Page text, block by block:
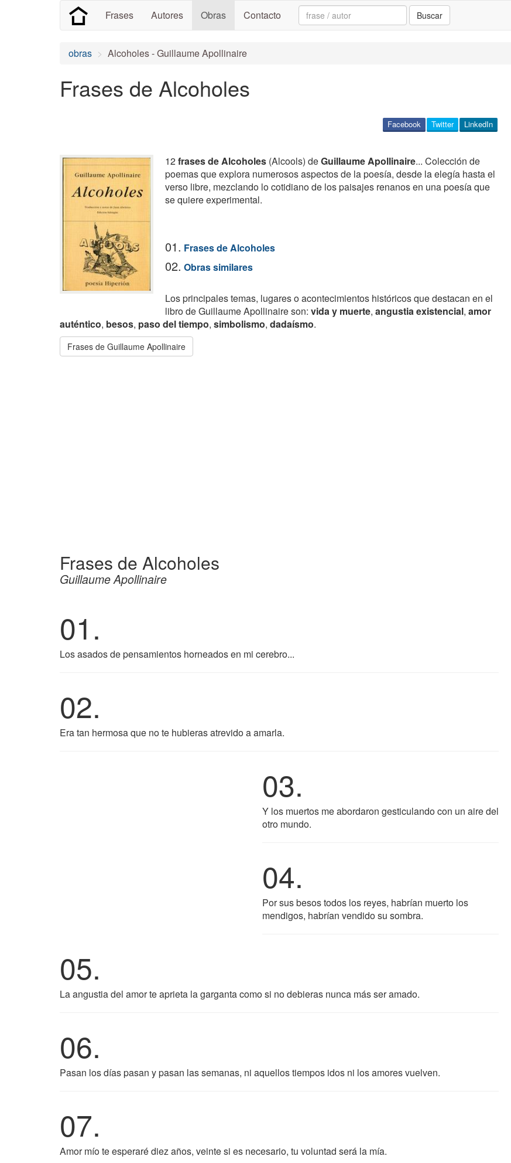
Frases Autores Obras Contacto Search: Buscar
obras Alcoholes - Guillaume Apollinaire
Frases de Alcoholes
LinkedIn
Twitter
Facebook
12frases de Alcoholes (Alcools) deGuillaume Apollinaire... Colección de
poemas que explora numerosos aspectos de la poesía, desde la elegía hasta el
verso libre, mezclando lo cotidiano de los paisajes renanos en una poesía que
se quiere experimental.
01. Frases de Alcoholes
02. Obras similares
Los principales temas, lugares o acontecimientos históricos que destacan en el
libro de Guillaume Apollinaire son: vida y muerte, angustia existencial, amor
auténtico, besos, paso del tiempo, simbolismo, dadaísmo.
Frases de Guillaume Apollinaire
Frases de Alcoholes
Guillaume Apollinaire
01.
Los asados de pensamientos horneados en mi cerebro...
02.
Era tan hermosa que no te hubieras atrevido a amarla.
03.
Y los muertos me abordaron gesticulando con un aire del
otro mundo.
04.
Por sus besos todos los reyes, habrían muerto los
mendigos, habrían vendido su sombra.
05.
La angustia del amor te aprieta la garganta como si no debieras nunca más ser amado.
06.
Pasan los días pasan y pasan las semanas, ni aquellos tiempos idos ni los amores vuelven.
07.
Amor mío te esperaré diez años, veinte si es necesario, tu voluntad será la mía.